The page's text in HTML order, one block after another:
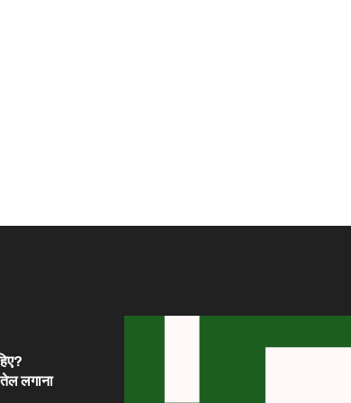
तेल लगाना